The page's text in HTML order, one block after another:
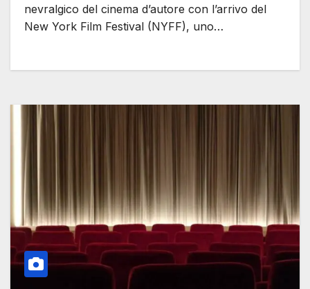
nevralgico del cinema d’autore con l’arrivo del
New York Film Festival (NYFF), uno…